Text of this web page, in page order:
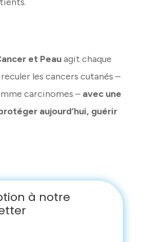
et Peauagit chaque
les cancers cutanés –
carcinomes – avec une
aujourd’hui, guérir
à notre